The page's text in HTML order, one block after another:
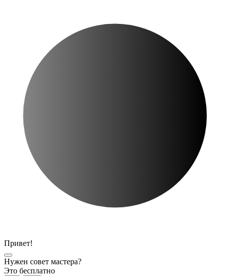
Привет!
Нужен совет мастера?
Это бесплатно